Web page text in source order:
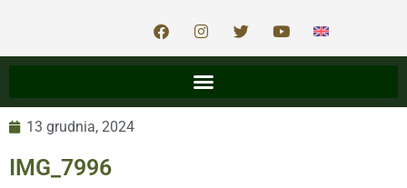
13 grudnia, 2024
IMG_7996